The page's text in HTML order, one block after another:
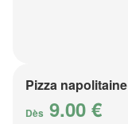
Pizza napolitaine
Dès 9.00 €